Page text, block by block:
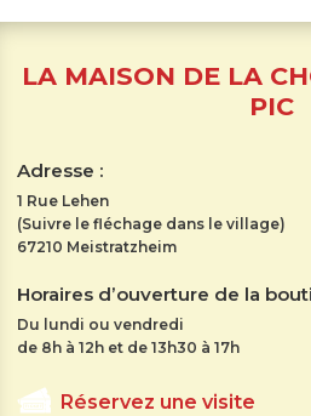
LA MAISON DE LA
PIC
Adresse :
1 Rue Lehen
(Suivre le fléchage dans le village)
67210 Meistratzheim
Horaires d’ouverture de la
Du lundi ou vendredi
de 8h à 12h et de 13h30 à 17h
Réservez une visite